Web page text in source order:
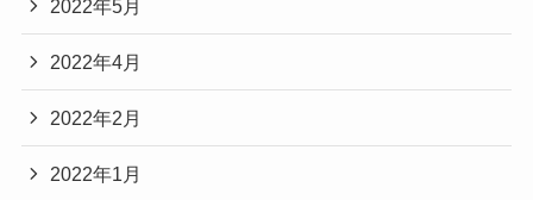
2022年5月
2022年4月
2022年2月
2022年1月